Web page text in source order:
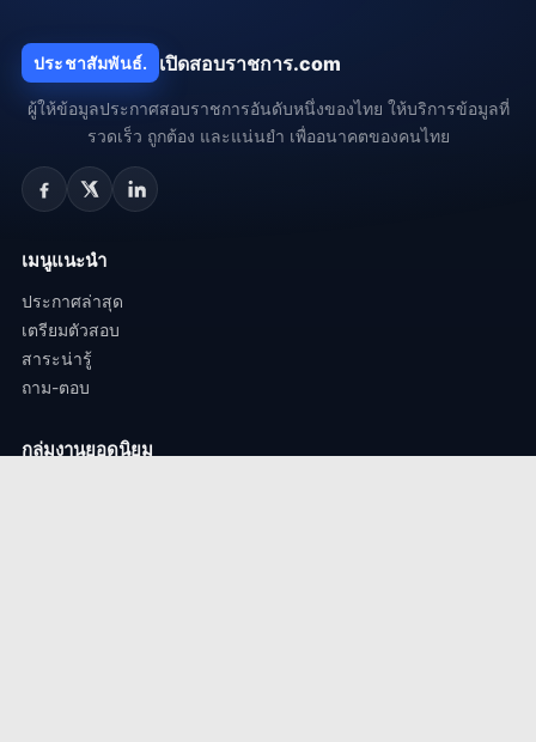
ประชาสัมพันธ์. เปิดสอบราชการ.com
ผู้ให้ข้อมูลประกาศสอบราชการอันดับหนึ่งของไทย ให้บริการข้อมูลที่
รวดเร็ว ถูกต้อง และแน่นยำ เพื่ออนาคตของคนไทย
เมนูแนะนำ
ประกาศล่าสุด
เตรียมตัวสอบ
สาระน่ารู้
ถาม-ตอบ
กลุ่มงานยอดนิยม